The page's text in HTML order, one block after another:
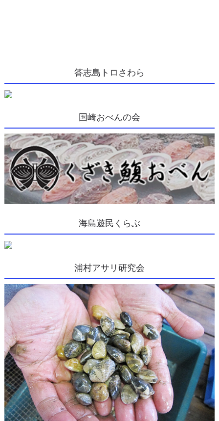
答志島トロさわら
国崎おべんの会
海島遊民くらぶ
浦村アサリ研究会